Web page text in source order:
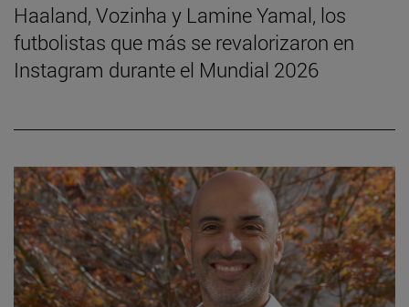
Haaland, Vozinha y Lamine Yamal, los
futbolistas que más se revalorizaron en
Instagram durante el Mundial 2026